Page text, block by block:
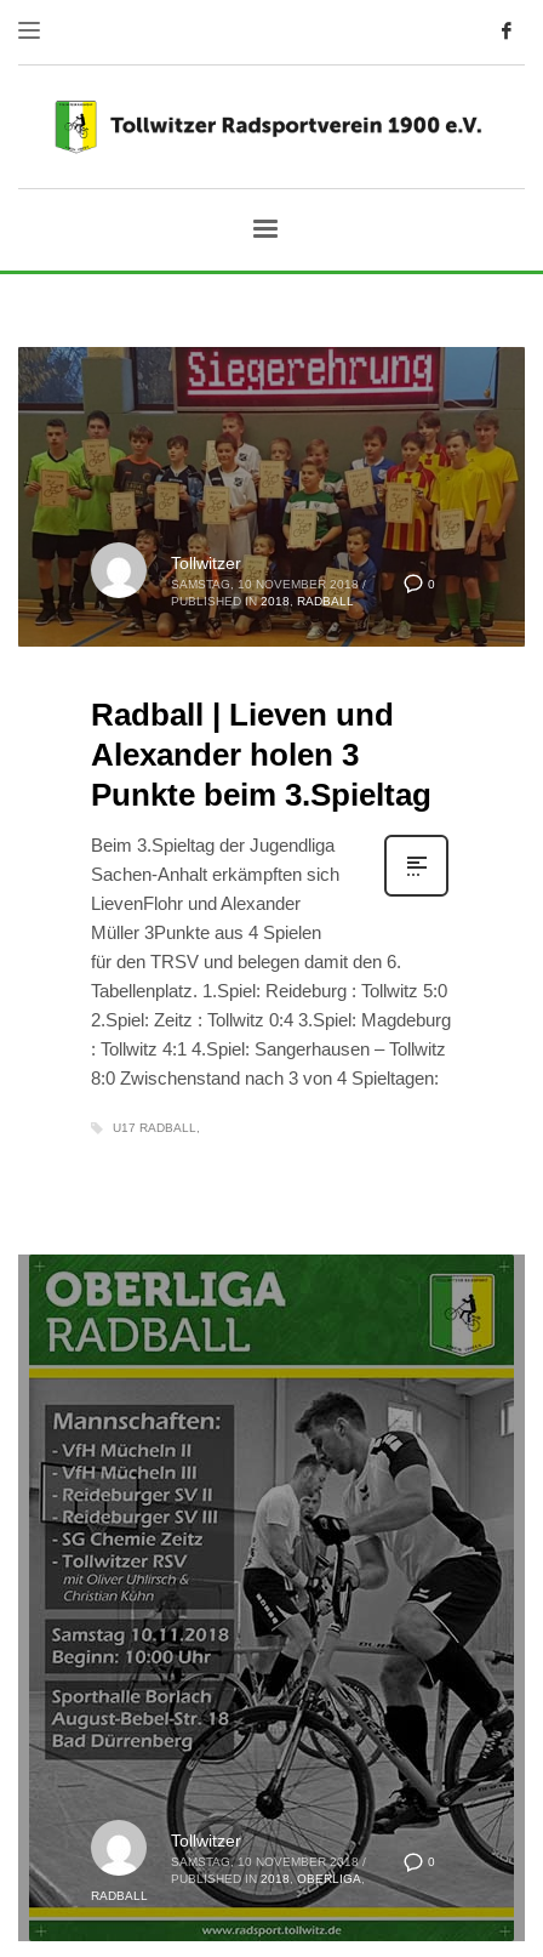
0
Tollwitzer
SAMSTAG, 10 NOVEMBER 2018 /
PUBLISHED IN 2018 RADBALL
Radball | Lieven und
Alexander holen 3
Punkte beim 3.Spieltag
Beim 3.Spieltag der Jugendliga
Sachen-Anhalt erkämpften sich
LievenFlohr und Alexander
Müller 3Punkte aus 4 Spielen
für den TRSV und belegen damit den 6.
Tabellenplatz. 1.Spiel: Reideburg : Tollwitz 5:0
2.Spiel: Zeitz : Tollwitz 0:4 3.Spiel: Magdeburg
: Tollwitz 4:1 4.Spiel: Sangerhausen – Tollwitz
8:0 Zwischenstand nach 3 von 4 Spieltagen:
U17 RADBALL
0
Tollwitzer
SAMSTAG, 10 NOVEMBER 2018 /
PUBLISHED IN 2018,OBERLIGA,
RADBALL